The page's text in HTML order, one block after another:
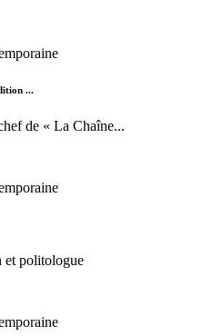
...
de « La Chaîne...
politologue